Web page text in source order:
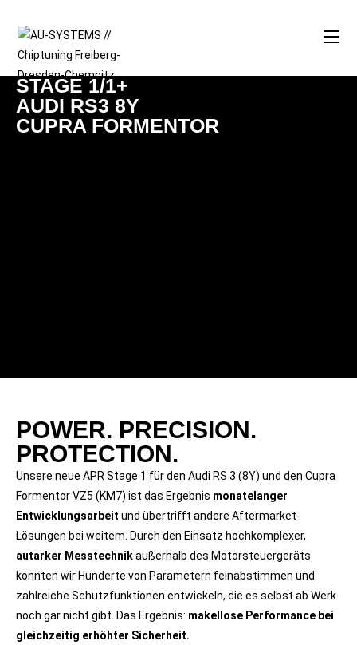
STAGE 1/1+
AUDI RS3 8Y
CUPRA FORMENTOR
POWER. PRECISION.
PROTECTION.
Unsere neue APR Stage 1 für den Audi RS 3 (8Y) und den Cupra
Formentor VZ5 (KM7) ist das Ergebnis monatelanger
Entwicklungsarbeit und übertrifft andere Aftermarket-
Lösungen bei weitem. Durch den Einsatz hochkomplexer,
autarker Messtechnikaußerhalb des Motorsteuergeräts
konnten wir Hunderte von Parametern feinabstimmen und
zahlreiche Schutzfunktionen entwickeln, die es selbst ab Werk
noch gar nicht gibt. Das Ergebnis: makellose Performance bei
gleichzeitig erhöhter Sicherheit.